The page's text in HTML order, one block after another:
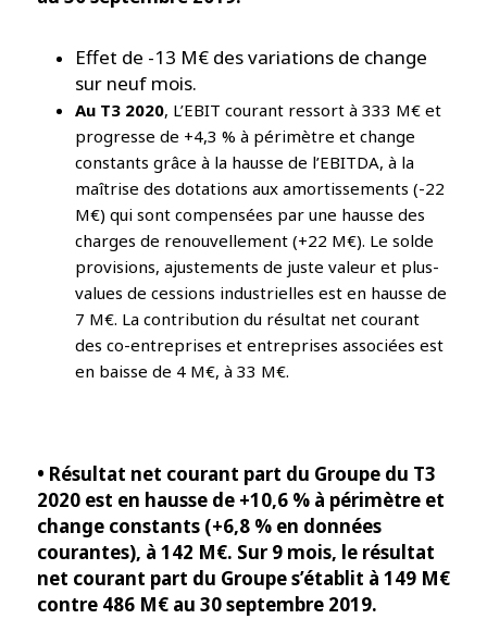
Effet de -13 M€ des variations de change
sur neuf mois.
Au T3 2020, L’EBIT courant ressort à 333 M€ et
progresse de +4,3 % à périmètre et change
constants grâce à la hausse de l’EBITDA, à la
maîtrise des dotations aux amortissements (-22
M€) qui sont compensées par une hausse des
charges de renouvellement (+22 M€). Le solde
provisions, ajustements de juste valeur et plus-
values de cessions industrielles est en hausse de
7 M€. La contribution du résultat net courant
des co-entreprises et entreprises associées est
en baisse de 4 M€, à 33 M€.
• Résultat net courant part du Groupe du T3
2020 est en hausse de +10,6 % à périmètre et
change constants (+6,8 % en données
courantes), à 142 M€. Sur 9 mois, le résultat
net courant part du Groupe s’établit à 149 M€
contre 486 M€ au 30 septembre 2019.